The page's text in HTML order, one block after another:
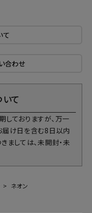
て
合わせ
て
しておりますが、万一
届け日を含む8日以内
ましては、未開封・未
ネオン